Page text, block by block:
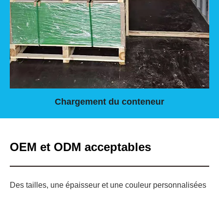
Chargement du conteneur
OEM et ODM acceptables
Des tailles, une épaisseur et une couleur personnalisées